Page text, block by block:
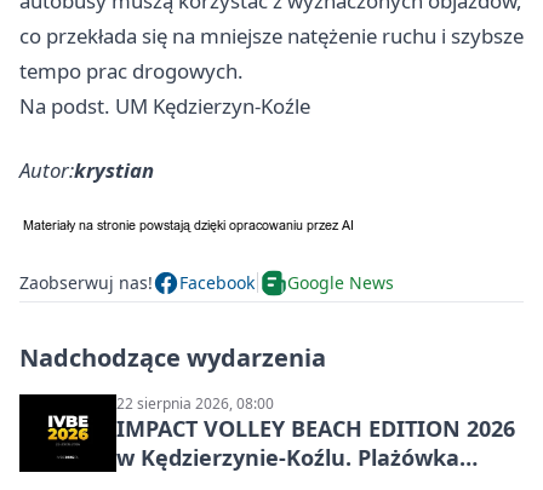
co przekłada się na mniejsze natężenie ruchu i szybsze
tempo prac drogowych.
Na podst. UM Kędzierzyn-Koźle
Autor:krystian
Zaobserwuj nas! Facebook Google News
Nadchodzące wydarzenia
22 sierpnia 2026, 08:00
IMPACT VOLLEY BEACH EDITION 2026
w Kędzierzynie-Koźlu. Plażówka